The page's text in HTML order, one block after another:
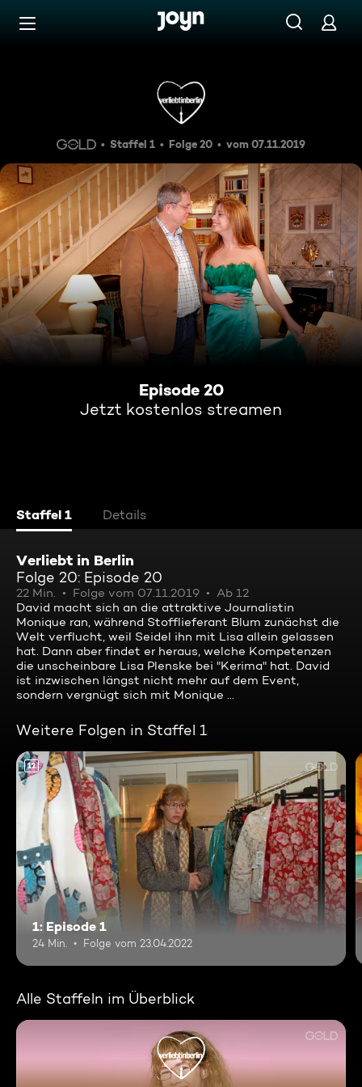
Zum Inhalt springen
Episode 20
Staffel 1 Folge 20 vom 07.11.2019
Episode 20
Jetzt kostenlos streamen
Staffel 1 Details
Verliebt in Berlin
Folge 20: Episode 20
22 Min. Folge vom 07.11.2019
Ab 12
David macht sich an die attraktive Journalistin
Monique ran, während Stofflieferant Blum zunächst die
Welt verflucht, weil Seidel ihn mit Lisa allein gelassen
hat. Dann aber findet er heraus, welche Kompetenzen
die unscheinbare Lisa Plenske bei "Kerima" hat. David
ist inzwischen längst nicht mehr auf dem Event,
sondern vergnügt sich mit Monique ...
Weitere Folgen in Staffel 1
12
1: Episode 1
24 Min. Folge vom 23.04.2022
Alle Staffeln im Überblick